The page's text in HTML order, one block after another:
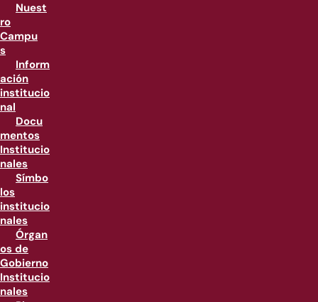
Nuest
ro
Campu
s
Inform
ación
institucio
nal
Docu
mentos
Institucio
nales
Símbo
los
institucio
nales
Órgan
os de
Gobierno
Institucio
nales